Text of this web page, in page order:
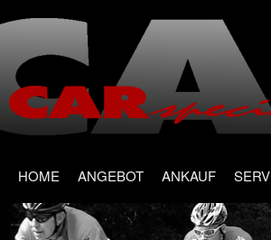
content
HOME ANGEBOT ANKAUF